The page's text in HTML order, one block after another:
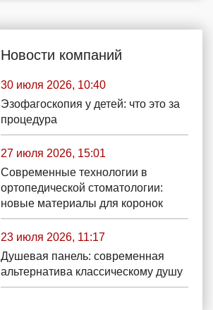
Новости компаний
30 июля 2026, 10:40
Эзофагоскопия у детей: что это за
процедура
27 июля 2026, 15:01
Современные технологии в
ортопедической стоматологии:
новые материалы для коронок
23 июля 2026, 11:17
Душевая панель: современная
альтернатива классическому душу